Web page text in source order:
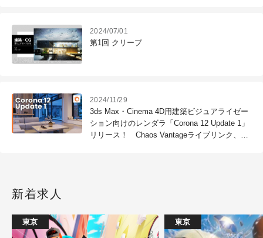
2024/07/01
第1回 クリープ
2024/11/29
3ds Max・Cinema 4D用建築ビジュアライゼー
ション向けのレンダラ「Corona 12 Update 1」
リリース！ Chaos Vantageライブリンク、コ
新着求人
東京 東京